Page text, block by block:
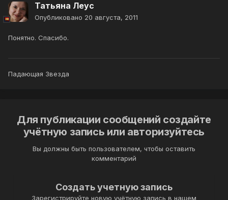
Татьяна Леус
Опубликовано 20 августа, 2011
Понятно. Спасибо.
Падающая Звезда
Для публикации сообщений создайте
учётную запись или авторизуйтесь
Вы должны быть пользователем, чтобы оставить
комментарий
Создать учетную запись
Зарегистрируйте новую учётную запись в нашем